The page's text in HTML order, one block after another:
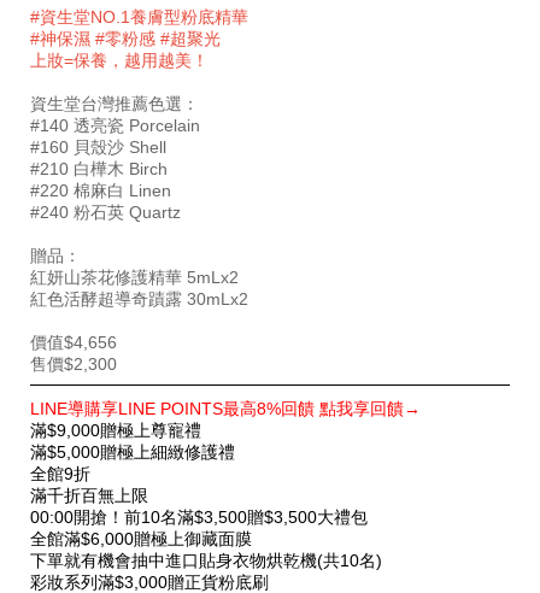
#資生堂NO.1養膚型粉底精華
#神保濕 #零粉感 #超聚光
上妝=保養，越用越美！
資生堂台灣推薦色選：
#140 透亮瓷 Porcelain
#160 貝殼沙 Shell
#210 白樺木 Birch
#220 棉麻白 Linen
#240 粉石英 Quartz
贈品：
紅妍山茶花修護精華 5mLx2
紅色活酵超導奇蹟露 30mLx2
價值$4,656
售價$2,300
別
優
惠
LINE導購享LINE POINTS最高8%回饋 點我享回饋→
滿$9,000贈極上尊寵禮
滿$5,000贈極上細緻修護禮
全館9折
滿千折百無上限
00:00開搶！前10名滿$3,500贈$3,500大禮包
全館滿$6,000贈極上御藏面膜
下單就有機會抽中進口貼身衣物烘乾機(共10名)
彩妝系列滿$3,000贈正貨粉底刷